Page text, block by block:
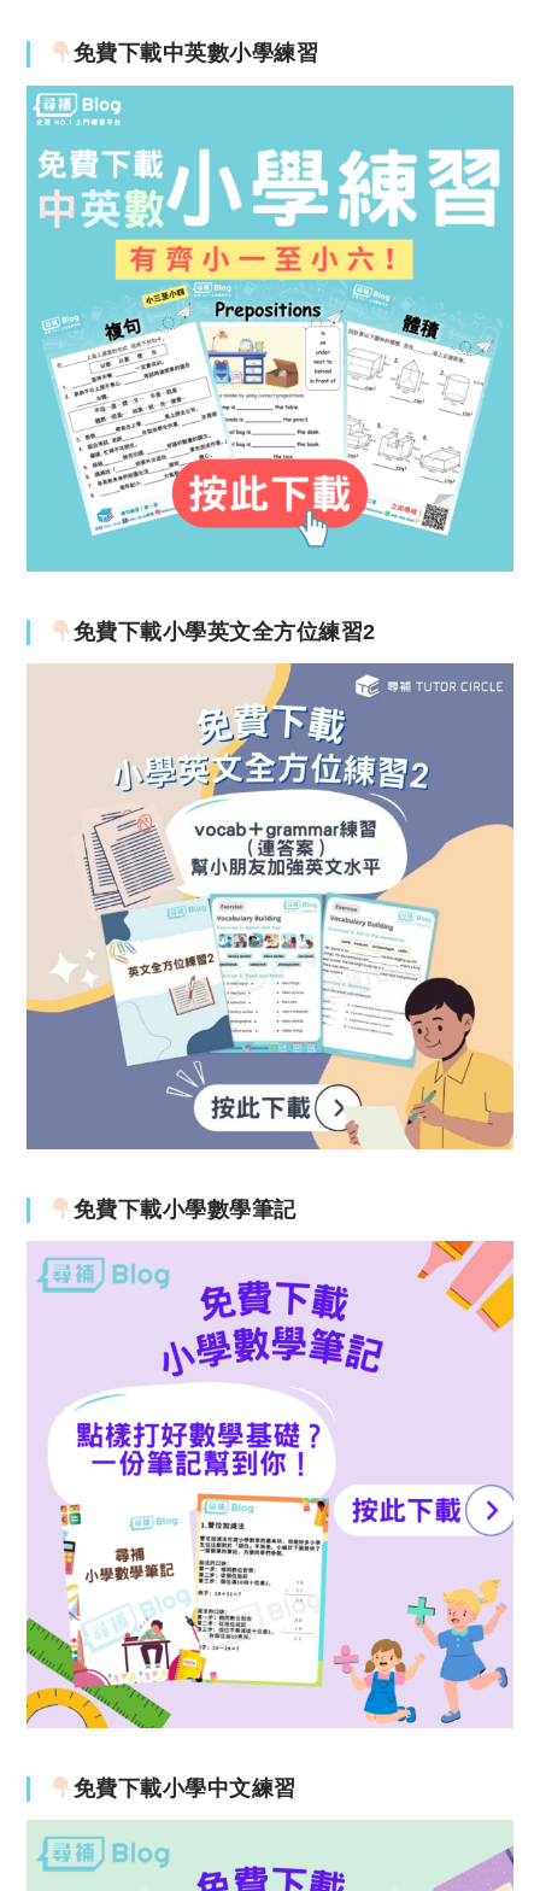
免費下載中英數小學練習
免費下載小學英文全方位練習2
免費下載小學數學筆記
免費下載小學中文練習